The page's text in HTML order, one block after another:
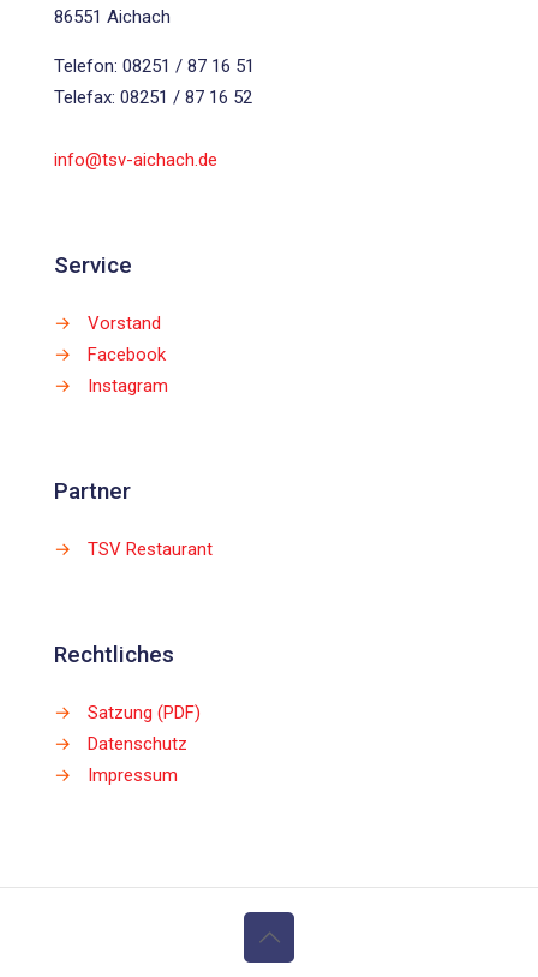
86551 Aichach
Telefon: 08251 / 87 16 51
Telefax: 08251 / 87 16 52
info@tsv-aichach.de
Service
→
Vorstand
→
Facebook
→
Instagram
Partner
→ TSV Restaurant
Rechtliches
→
Satzung (PDF)
→
Datenschutz
→
Impressum